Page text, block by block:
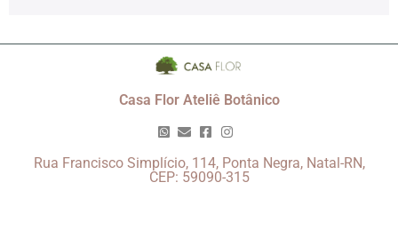
Casa Flor Ateliê Botânico
Rua Francisco Simplício, 114, Ponta Negra, Natal-RN,
CEP: 59090-315